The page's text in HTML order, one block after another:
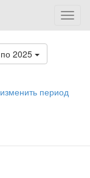
по 2025
изменить период